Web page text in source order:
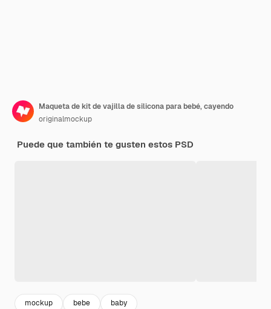
Maqueta de kit de vajilla de silicona para bebé, cayendo
originalmockup
Puede que también te gusten estos PSD
mockup bebe baby